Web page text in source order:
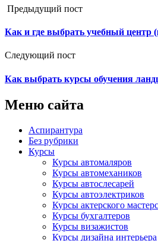
Предыдущий пост
Как и где выбрать учебный центр
Следующий пост
Как выбрать курсы обучения
Меню сайта
Аспирантура
Без рубрики
Курсы
Курсы автомаляров
Курсы автомехаников
Курсы автослесарей
Курсы автоэлектриков
Курсы актерского
Курсы бухгалтеров
Курсы визажистов
Курсы дизайна интерьера